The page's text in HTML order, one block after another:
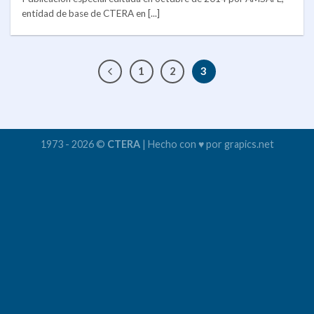
entidad de base de CTERA en [...]
1 2 3
1973 - 2026 © CTERA| Hecho con ♥ por grapics.net